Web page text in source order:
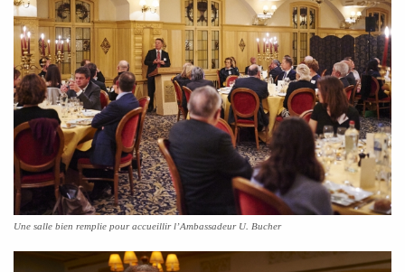
Une salle bien remplie pour accueillir l’Ambassadeur U. Bucher